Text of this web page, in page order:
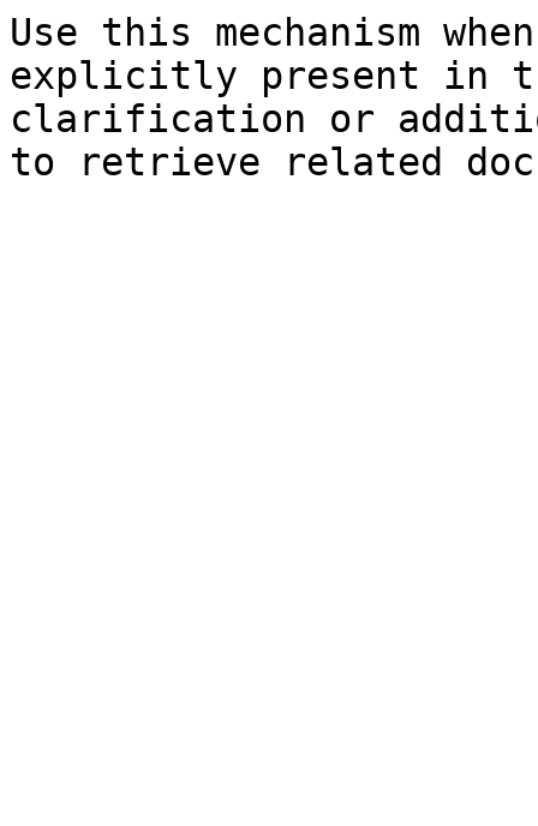
Use this mechanism
explicitly present in
clarification or